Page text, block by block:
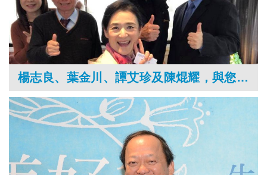
楊志良、葉金川、譚艾珍及陳焜耀，與您分享《幸福樂齡》！